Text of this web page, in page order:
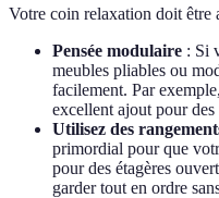
Votre coin relaxation doit être
Pensée modulaire : Si
meubles pliables ou
facilement. Par
excellent ajout pour
Utilisez des
primordial pour que
pour des étagères
garder tout en ordre